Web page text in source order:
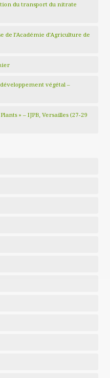
du transport du nitrate
de l’Académie d’Agriculture de
végétal –
» – IJPB, Versailles (27-29